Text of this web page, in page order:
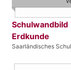
Schulwandbild
Erdkunde
Saarländisches